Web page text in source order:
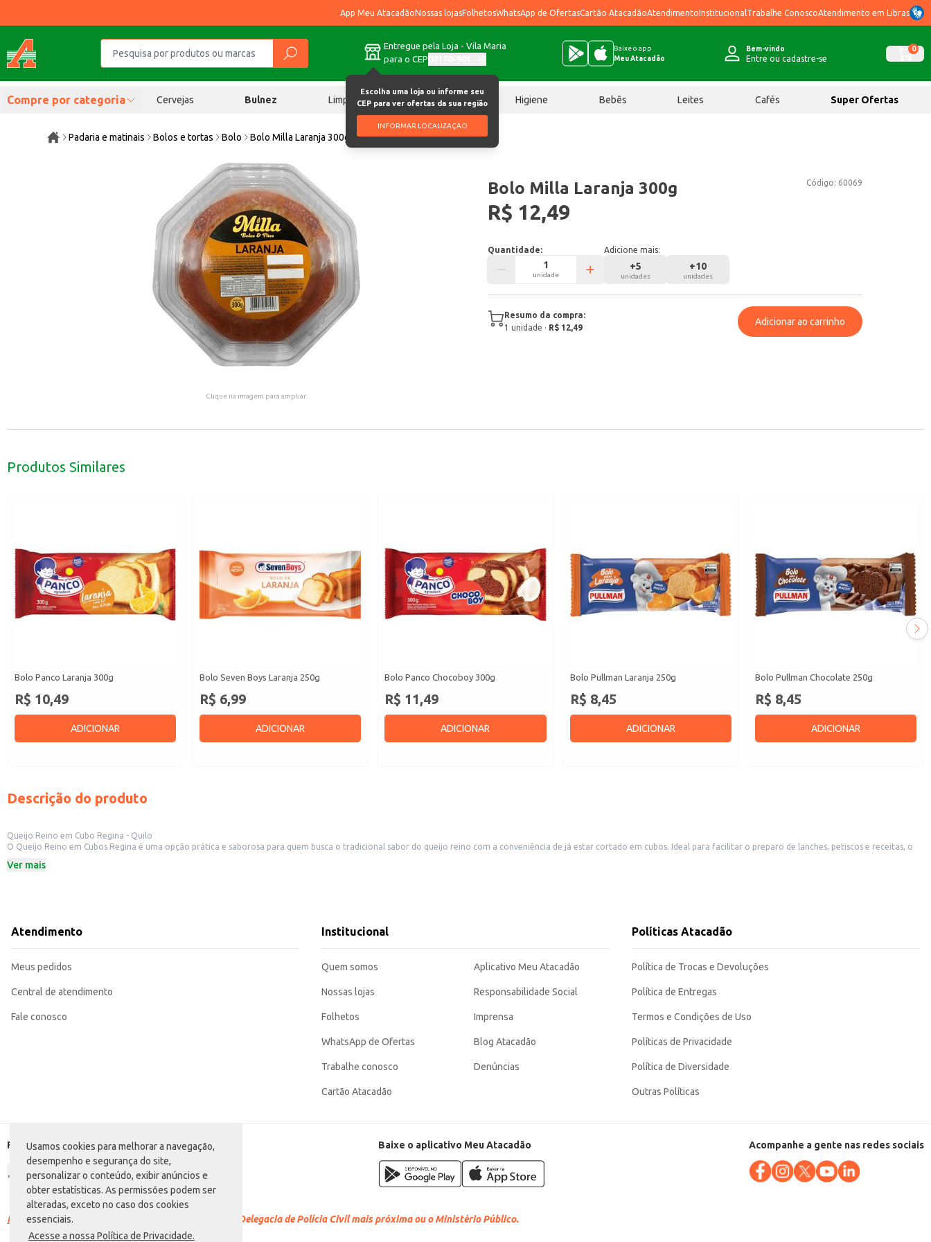
Usamos cookies para melhorar a navegação,
desempenho e segurança do site,
personalizar o conteúdo, exibir anúncios e
obter estatísticas. As permissões podem ser
alteradas, exceto no caso dos cookies
essenciais.
Acesse a nossa Política de Privacidade.
App Meu AtacadãoNossas lojasFolhetosWhatsApp de OfertasCartão AtacadãoAtendimentoInstitucional Trabalhe ConoscoAtendimento em Libras
Entregue pela Loja - Vila Maria
para o CEP
Escolha uma loja ou informe seu
CEP para ver ofertas da sua região
INFORMAR LOCALIZAÇÃO
Baixe o app
Meu Atacadão
Bem-vindo
Entre ou cadastre-se
0
Compre por categoria Cervejas Bulnez Limpeza Chocolates Higiene Bebês Leites Cafés Super Ofertas
Padaria e matinais Bolos e tortas Bolo Bolo Milla Laranja 300g
Clique na imagem para ampliar.
Código: 60069
Bolo Milla Laranja 300g
R$ 12,49
Quantidade:
unidade
Adicione mais:
+5
unidades
+10
unidades
Resumo da compra:
1 unidade · R$ 12,49
Adicionar ao carrinho
Produtos Similares
Bolo Panco Laranja 300g
R$ 10,49
ADICIONAR
Bolo Seven Boys Laranja 250g
R$ 6,99
ADICIONAR
Bolo Panco Chocoboy 300g
R$ 11,49
ADICIONAR
Bolo Pullman Laranja 250g
R$ 8,45
ADICIONAR
Bolo Pullman Chocolate 250g
R$ 8,45
ADICIONAR
Descrição do produto
Queijo Reino em Cubo Regina - Quilo
O Queijo Reino em Cubos Regina é uma opção prática e saborosa para quem busca o tradicional sabor do queijo reino com a conveniência de já estar cortado em cubos. Ideal para facilitar o preparo de lanches, petiscos e receitas, o
Dicas de Uso:
Com o Queijo Reino em Cubos Regina, você tem a praticidade que precisa sem abrir mão do sabor e da qualidade, tornando seus pratos ainda mais saborosos e seus momentos mais especiais.
Ver mais
Atendimento
Meus pedidos
Central de atendimento
Fale conosco
Institucional
Quem somos
Nossas lojas
Folhetos
WhatsApp de Ofertas
Trabalhe conosco
Cartão Atacadão
Aplicativo Meu Atacadão
Responsabilidade Social
Imprensa
Blog Atacadão
Denúncias
Políticas Atacadão
Política de Trocas e Devoluções
Política de Entregas
Termos e Condições de Uso
Políticas de Privacidade
Política de Diversidade
Outras Políticas
Formas de pagamento Baixe o aplicativo Meu Atacadão Acompanhe a gente nas redes sociais
Racismo é crime. Denuncie. Disque 100 ou procure a Delegacia de Polícia Civil mais próxima ou o Ministério Público.